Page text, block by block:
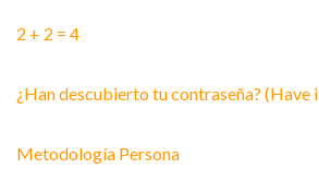
2 + 2 = 4
¿Han descubierto tu contraseña? (Have
Metodología Persona